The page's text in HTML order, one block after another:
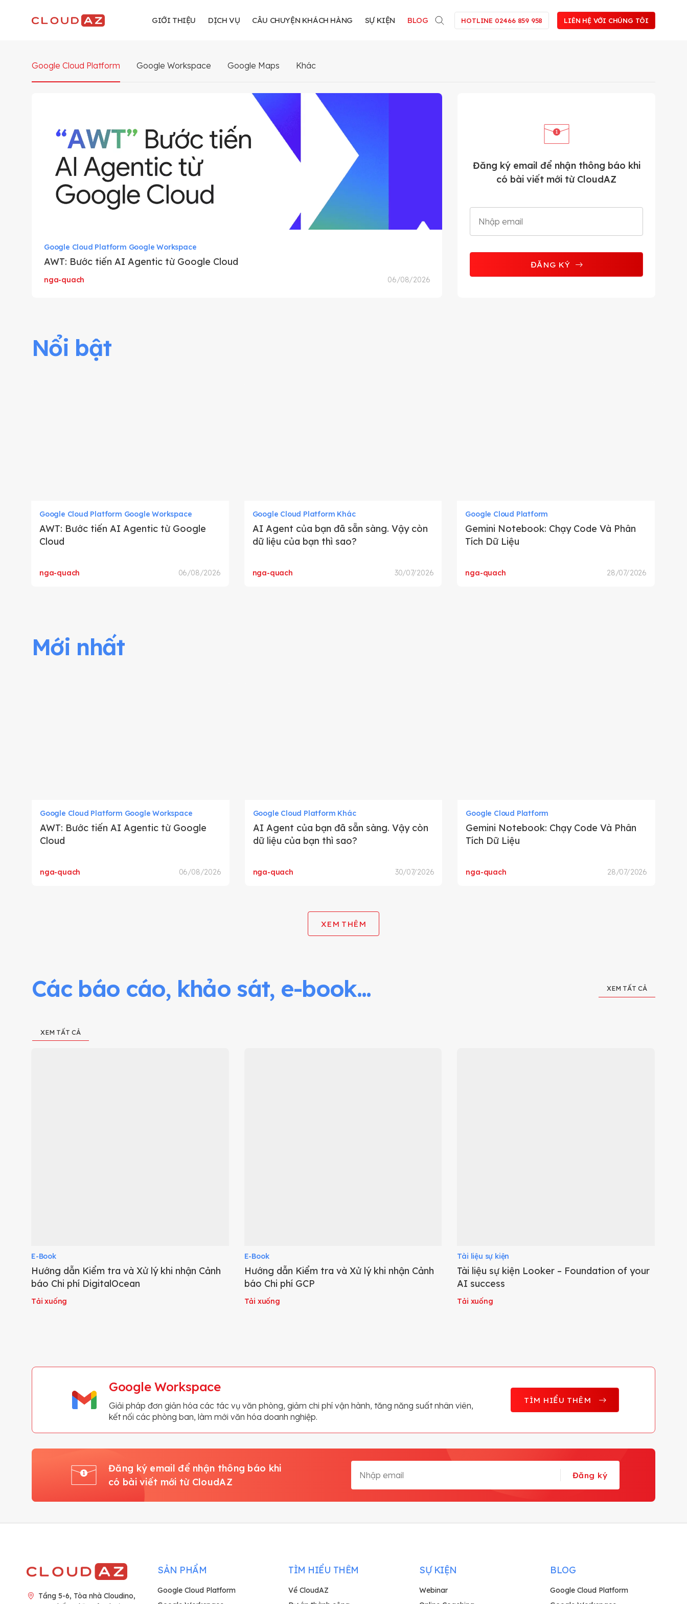
GIỚI THIỆU DỊCH VỤ CÂU CHUYỆN KHÁCH HÀNG SỰ KIỆN BLOG HOTLINE 02466 859 958 LIÊN HỆ VỚI CHÚNG TÔI
Google Cloud Platform Google Workspace Google Maps Khác
Google Cloud Platform Google Workspace
AWT: Bước tiến AI Agentic từ Google Cloud
nga-quach 06/08/2026
Đăng ký email để nhận thông báo khi
có bài viết mới từ CloudAZ
ĐĂNG KÝ
Nổi bật
Google Cloud Platform Google Workspace
AWT: Bước tiến AI Agentic từ Google
Cloud
nga-quach 06/08/2026
Google Cloud Platform Khác
AI Agent của bạn đã sẵn sàng. Vậy còn
dữ liệu của bạn thì sao?
nga-quach 30/07/2026
Google Cloud Platform
Gemini Notebook: Chạy Code Và Phân
Tích Dữ Liệu
nga-quach 28/07/2026
Mới nhất
Google Cloud Platform Google Workspace
AWT: Bước tiến AI Agentic từ Google
Cloud
nga-quach 06/08/2026
Google Cloud Platform Khác
AI Agent của bạn đã sẵn sàng. Vậy còn
dữ liệu của bạn thì sao?
nga-quach 30/07/2026
Google Cloud Platform
Gemini Notebook: Chạy Code Và Phân
Tích Dữ Liệu
nga-quach 28/07/2026
XEM THÊM
Các báo cáo, khảo sát, e-book... XEM TẤT CẢ
XEM TẤT CẢ
E-Book
Hướng dẫn Kiểm tra và Xử lý khi nhận Cảnh
báo Chi phí DigitalOcean
Tải xuống
E-Book
Hướng dẫn Kiểm tra và Xử lý khi nhận Cảnh
báo Chi phí GCP
Tải xuống
Tài liệu sự kiện
Tài liệu sự kiện Looker – Foundation of your
AI success
Tải xuống
Google Workspace
Giải pháp đơn giản hóa các tác vụ văn phòng, giảm chi phí vận hành, tăng năng suất nhân viên,
kết nối các phòng ban, làm mới văn hóa doanh nghiệp.
TÌM HIỂU THÊM
Đăng ký email để nhận thông báo khi
có bài viết mới từ CloudAZ
Đăng ký
Tầng 5-6, Tòa nhà Cloudino,
SẢN PHẨM
Google Cloud Platform
TÌM HIỂU THÊM
Về CloudAZ
SỰ KIỆN
Webinar
BLOG
Google Cloud Platform